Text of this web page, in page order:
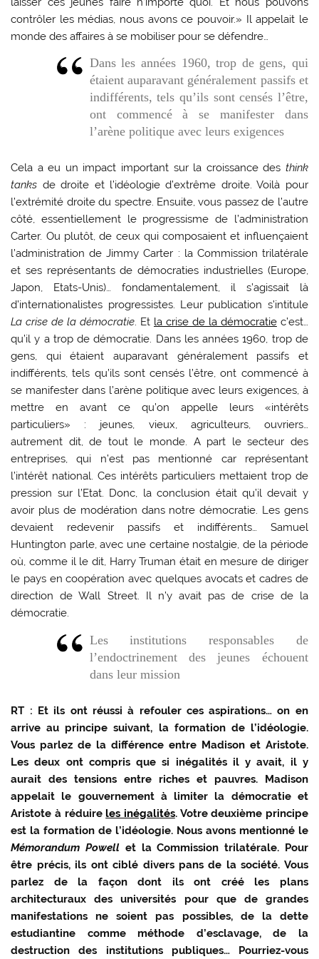
contrôler les médias, nous avons ce pouvoir.» Il appelait le
monde des affaires à se mobiliser pour se défendre…
Dans les années 1960, trop de gens, qui
étaient auparavant généralement passifs et
indifférents, tels qu’ils sont censés l’être,
ont commencé à se manifester dans
l’arène politique avec leurs exigences
Cela a eu un impact important sur la croissance des think
tanks de droite et l’idéologie d’extrême droite. Voilà pour
l’extrémité droite du spectre. Ensuite, vous passez de l’autre
côté, essentiellement le progressisme de l’administration
Carter. Ou plutôt, de ceux qui composaient et influençaient
l’administration de Jimmy Carter : la Commission trilatérale
et ses représentants de démocraties industrielles (Europe,
Japon, Etats-Unis)… fondamentalement, il s’agissait là
d’internationalistes progressistes. Leur publication s’intitule
La crise de la démocratie. Et la crise de la démocratiec’est…
qu’il y a trop de démocratie. Dans les années 1960, trop de
gens, qui étaient auparavant généralement passifs et
indifférents, tels qu’ils sont censés l’être, ont commencé à
se manifester dans l’arène politique avec leurs exigences, à
mettre en avant ce qu’on appelle leurs «intérêts
particuliers» : jeunes, vieux, agriculteurs, ouvriers…
autrement dit, de tout le monde. A part le secteur des
entreprises, qui n’est pas mentionné car représentant
l’intérêt national. Ces intérêts particuliers mettaient trop de
pression sur l’Etat. Donc, la conclusion était qu’il devait y
avoir plus de modération dans notre démocratie. Les gens
devaient redevenir passifs et indifférents… Samuel
Huntington parle, avec une certaine nostalgie, de la période
où, comme il le dit, Harry Truman était en mesure de diriger
le pays en coopération avec quelques avocats et cadres de
direction de Wall Street. Il n’y avait pas de crise de la
démocratie.
Les institutions responsables de
l’endoctrinement des jeunes échouent
dans leur mission
RT : Et ils ont réussi à refouler ces aspirations… on en
arrive au principe suivant, la formation de l’idéologie.
Vous parlez de la différence entre Madison et Aristote.
Les deux ont compris que si inégalités il y avait, il y
aurait des tensions entre riches et pauvres. Madison
appelait le gouvernement à limiter la démocratie et
Aristote à réduireles inégalités. Votre deuxième principe
est la formation de l’idéologie. Nous avons mentionné le
Mémorandum Powellet la Commission trilatérale. Pour
être précis, ils ont ciblé divers pans de la société. Vous
parlez de la façon dont ils ont créé les plans
architecturaux des universités pour que de grandes
manifestations ne soient pas possibles, de la dette
estudiantine comme méthode d’esclavage, de la
destruction des institutions publiques… Pourriez-vous